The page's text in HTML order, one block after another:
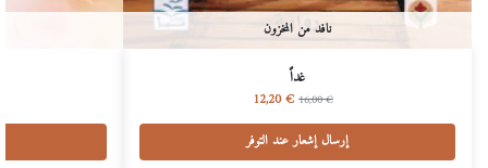
نافد من المخزون
غداً
16,00€
12,20€
إرسال إشعار عند التوفر